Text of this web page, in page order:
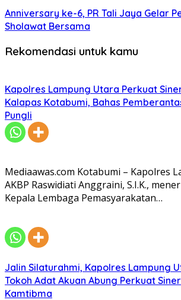
Anniversary ke-6, PR Tali Jaya Gelar
Sholawat Bersama
Rekomendasi untuk kamu
Kapolres Lampung Utara Perkuat
Kalapas Kotabumi, Bahas
Pungli
Mediaawas.com Kotabumi – Kapolres
AKBP Raswidiati Anggraini, S.I.K.,
Kepala Lembaga Pemasyarakatan…
Jalin Silaturahmi, Kapolres Lampung
Tokoh Adat Akuan Abung Perkuat
Kamtibma